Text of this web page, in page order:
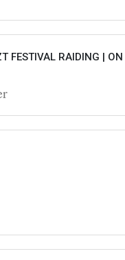
FESTIVAL RAIDING | ON